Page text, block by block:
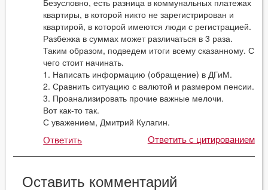
квартиры, в которой никто не зарегистрирован и
квартирой, в которой имеются люди с регистрацией.
Разбежка в суммах может различаться в 3 раза.
Таким образом, подведем итоги всему сказанному. С
чего стоит начинать.
1. Написать информацию (обращение) в ДГиМ.
2. Сравнить ситуацию с валютой и размером пенсии.
3. Проанализировать прочие важные мелочи.
Вот как-то так.
С уважением, Дмитрий Кулагин.
Ответить Ответить с цитированием
Оставить комментарий